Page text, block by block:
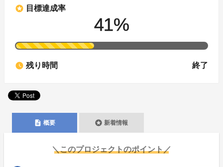
stars 目標達成率
41%
watch_later 残り時間 終了
description 概要 stars 新着情報
＼このプロジェクトのポイント／